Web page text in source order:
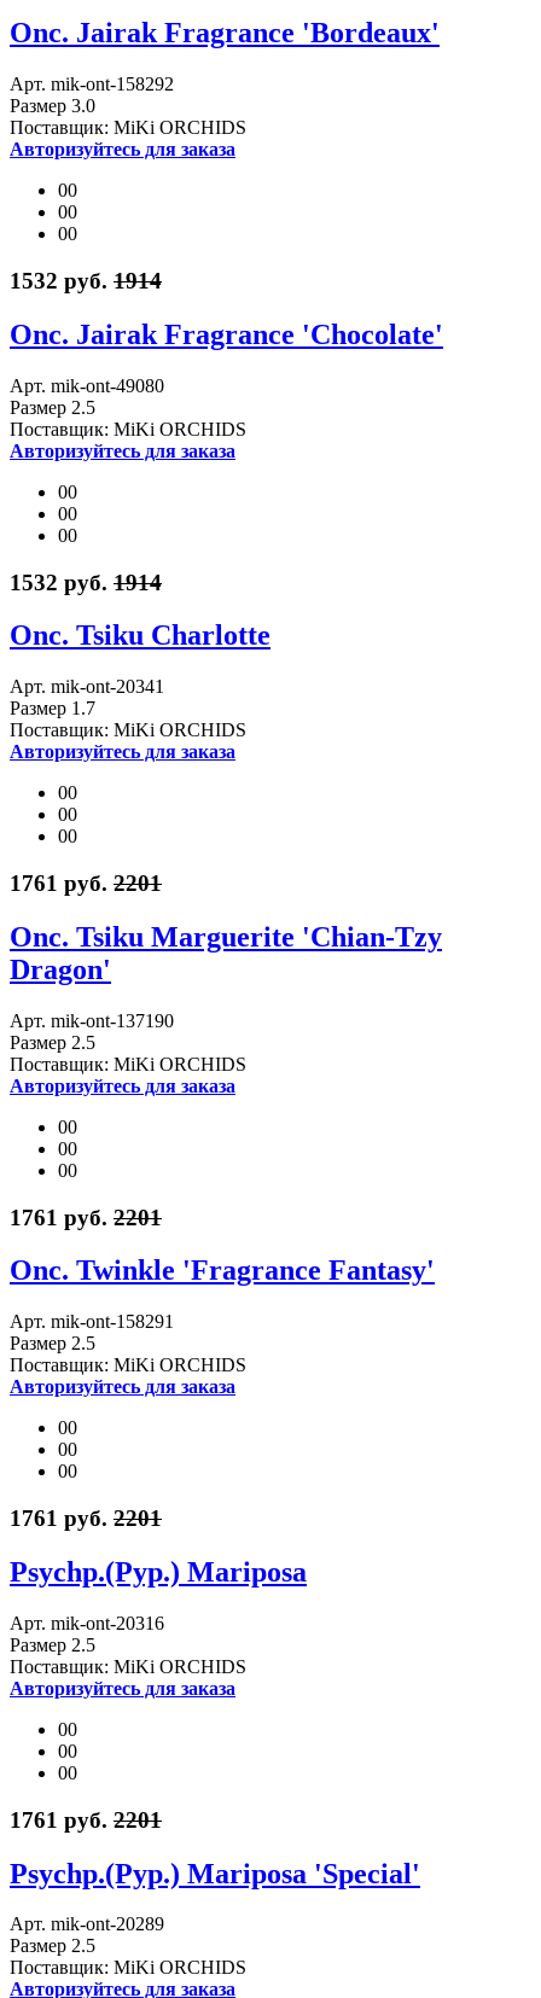
Onc. Jairak Fragrance 'Bordeaux'
Арт. mik-ont-158292
Размер 3.0
Поставщик: MiKi ORCHIDS
Авторизуйтесь для заказа
00
00
00
1532 руб. 1914
Onc. Jairak Fragrance 'Chocolate'
Арт. mik-ont-49080
Размер 2.5
Поставщик: MiKi ORCHIDS
Авторизуйтесь для заказа
00
00
00
1532 руб. 1914
Onc. Tsiku Charlotte
Арт. mik-ont-20341
Размер 1.7
Поставщик: MiKi ORCHIDS
Авторизуйтесь для заказа
00
00
00
1761 руб. 2201
Onc. Tsiku Marguerite 'Chian-Tzy
Dragon'
Арт. mik-ont-137190
Размер 2.5
Поставщик: MiKi ORCHIDS
Авторизуйтесь для заказа
00
00
00
1761 руб. 2201
Onc. Twinkle 'Fragrance Fantasy'
Арт. mik-ont-158291
Размер 2.5
Поставщик: MiKi ORCHIDS
Авторизуйтесь для заказа
00
00
00
1761 руб. 2201
Psychp.(Pyp.) Mariposa
Арт. mik-ont-20316
Размер 2.5
Поставщик: MiKi ORCHIDS
Авторизуйтесь для заказа
00
00
00
1761 руб. 2201
Psychp.(Pyp.) Mariposa 'Special'
Арт. mik-ont-20289
Размер 2.5
Поставщик: MiKi ORCHIDS
Авторизуйтесь для заказа